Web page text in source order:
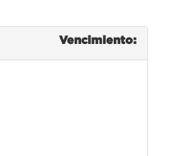
Vencimiento: